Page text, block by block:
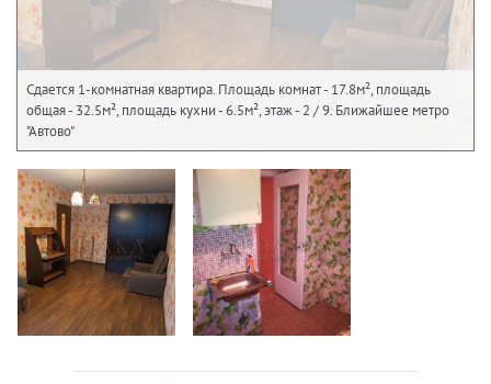
Сдается 1-комнатная квартира. Площадь комнат - 17.8м², площадь
общая - 32.5м², площадь кухни - 6.5м², этаж - 2 / 9. Ближайшее метро
"Автово"